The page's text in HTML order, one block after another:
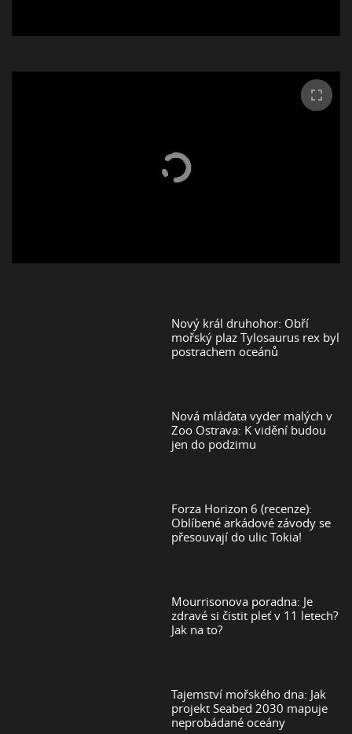
Nový král druhohor: Obří
mořský plaz Tylosaurus rex byl
postrachem oceánů
Nová mláďata vyder malých v
Zoo Ostrava: K vidění budou
jen do podzimu
Forza Horizon 6 (recenze):
Oblíbené arkádové závody se
přesouvají do ulic Tokia!
Mourrisonova poradna: Je
zdravé si čistit pleť v 11 letech?
Jak na to?
Tajemství mořského dna: Jak
projekt Seabed 2030 mapuje
neprobádané oceány